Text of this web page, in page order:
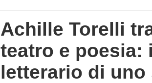
Achille Torelli
teatro e poesia:
letterario di uno